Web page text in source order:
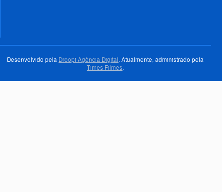
Desenvolvido pela Droopi Agência Digital. Atualmente, administrado pela
Times Filmes.